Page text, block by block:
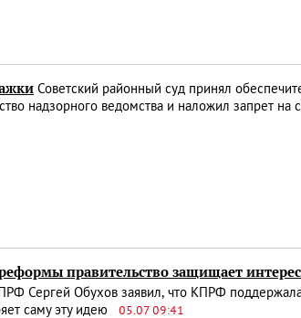
Советский районный суд принял
надзорного ведомства и наложил запрет на
правительство защищает
Сергей Обухов заявил, что КПРФ
саму эту идею 05.07 09:41